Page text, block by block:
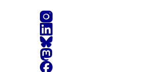
Instagram
LinkedIn
Bluesky
Mastodon
Facebook